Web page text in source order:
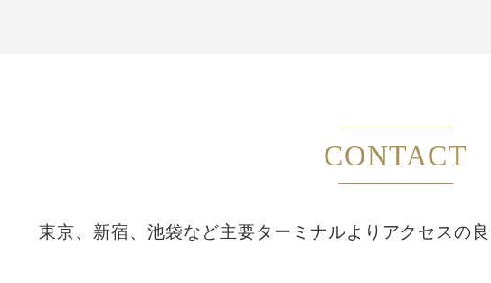
CONTACT
東京、新宿、池袋など主要ターミナルより アクセスの